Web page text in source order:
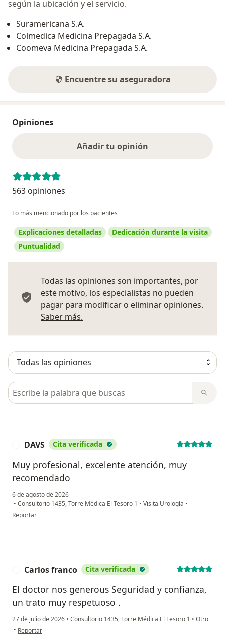
según la ubicación y el servicio.
Suramericana S.A.
Colmedica Medicina Prepagada S.A.
Coomeva Medicina Prepagada S.A.
Encuentre su aseguradora
Opiniones
Añadir tu opinión
563 opiniones
Lo más mencionado por los pacientes
Explicaciones detalladas
Dedicación durante la visita
Puntualidad
Todas las opiniones son importantes, por
este motivo, los especialistas no pueden
pagar para modificar o eliminar opiniones.
Saber más.
Busca en opiniones
DAVS Cita verificada
Muy profesional, excelente atención, muy
recomendado
6 de agosto de 2026
• Consultorio 1435, Torre Médica El Tesoro 1 • Visita Urología •
en opinión del usuario DAVS
Reportar
Carlos franco Cita verificada
El doctor nos generous Seguridad y confianza,
un trato muy respetuoso .
27 de julio de 2026 • Consultorio 1435, Torre Médica El Tesoro 1 • Otro
• en opinión del usuario Carlos franco
Reportar